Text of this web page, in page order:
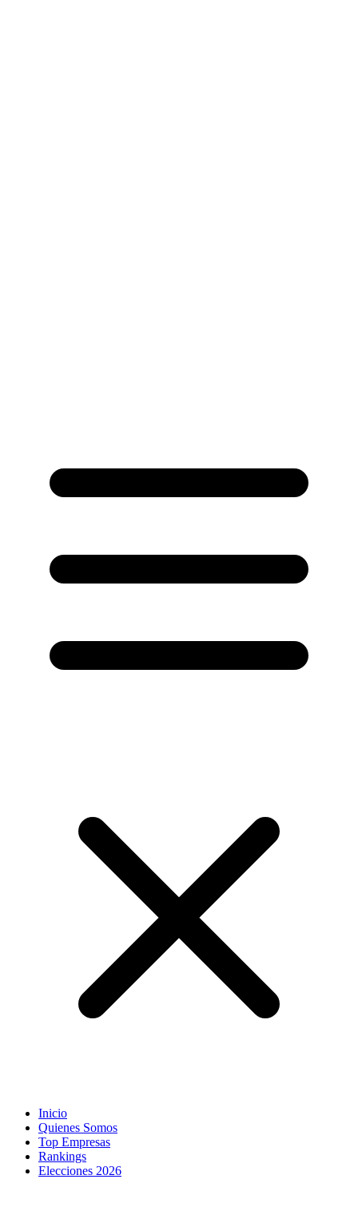
Inicio
Quienes Somos
Top Empresas
Rankings
Elecciones 2026